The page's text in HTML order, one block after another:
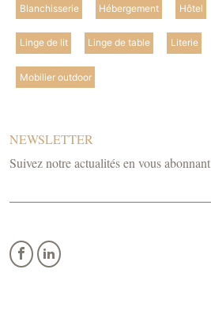
Blanchisserie Hébergement Hôtel
Linge de lit Linge de table Literie
Mobilier outdoor
NEWSLETTER
Suivez notre actualités en vous abonnant